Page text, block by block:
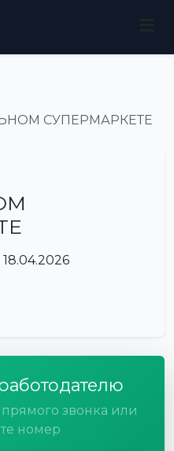
СУПЕРМАРКЕТЕ
18.04.2026
звонка или
номер